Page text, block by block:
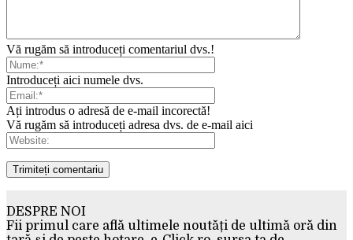
Vă rugăm să introduceți comentariul dvs.!
Introduceți aici numele dvs.
Ați introdus o adresă de e-mail incorectă!
Vă rugăm să introduceți adresa dvs. de e-mail aici
DESPRE NOI
Fii primul care află ultimele noutăți de ultimă oră din